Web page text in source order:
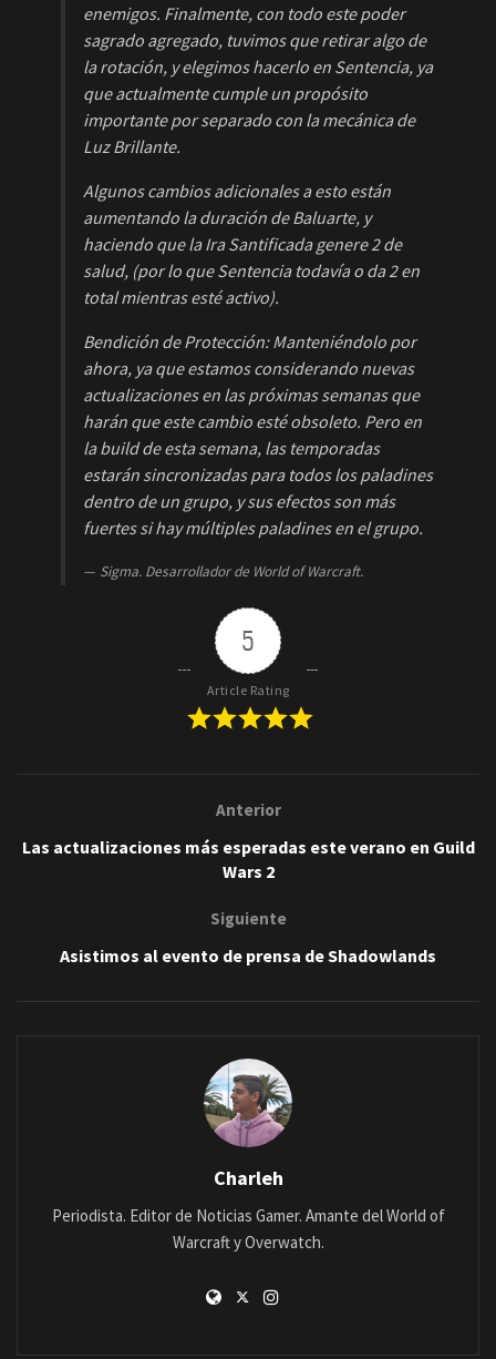
enemigos. Finalmente, con todo este poder
sagrado agregado, tuvimos que retirar algo de
la rotación, y elegimos hacerlo en Sentencia, ya
que actualmente cumple un propósito
importante por separado con la mecánica de
Luz Brillante.
Algunos cambios adicionales a esto están
aumentando la duración de Baluarte, y
haciendo que la Ira Santificada genere 2 de
salud, (por lo que Sentencia todavía o da 2 en
total mientras esté activo).
Bendición de Protección: Manteniéndolo por
ahora, ya que estamos considerando nuevas
actualizaciones en las próximas semanas que
harán que este cambio esté obsoleto. Pero en
la build de esta semana, las temporadas
estarán sincronizadas para todos los paladines
dentro de un grupo, y sus efectos son más
fuertes si hay múltiples paladines en el grupo.
Sigma. Desarrollador de World of Warcraft.
5
Article Rating
Anterior
Las actualizaciones más esperadas este verano en Guild
Wars 2
Siguiente
Asistimos al evento de prensa de Shadowlands
Charleh
Periodista. Editor de Noticias Gamer. Amante del World of
Warcraft y Overwatch.